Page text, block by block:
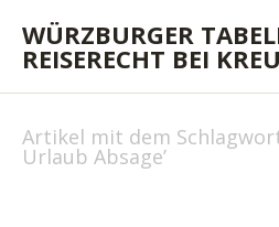
WÜRZBURGER
REISERECHT BEI
Artikel mit dem
Urlaub Absage’